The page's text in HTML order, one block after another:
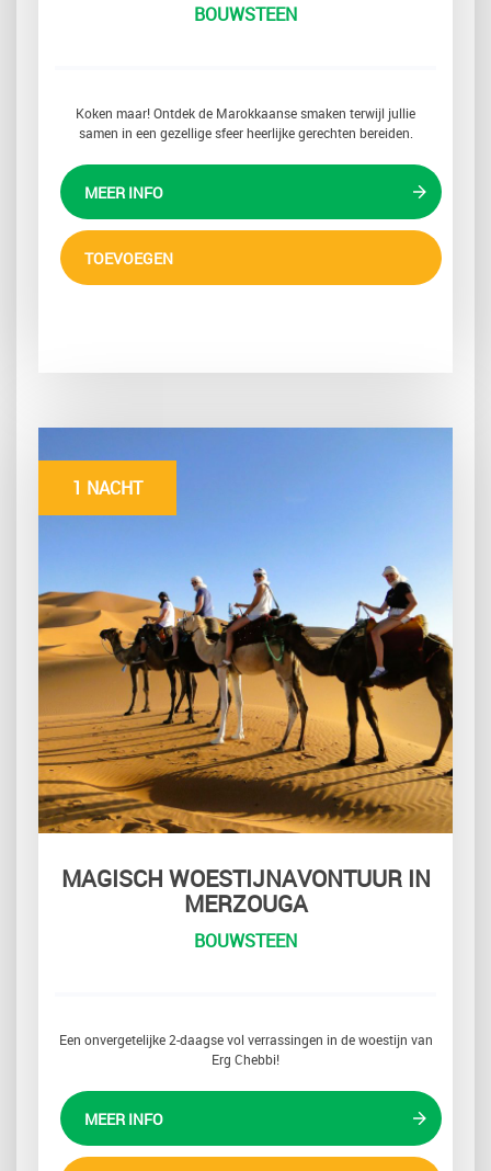
BOUWSTEEN
Koken maar! Ontdek de Marokkaanse smaken terwijl jullie
samen in een gezellige sfeer heerlijke gerechten bereiden.
MEER INFO
TOEVOEGEN
1 NACHT
MAGISCH WOESTIJNAVONTUUR IN
MERZOUGA
BOUWSTEEN
Een onvergetelijke 2-daagse vol verrassingen in de woestijn van
Erg Chebbi!
MEER INFO